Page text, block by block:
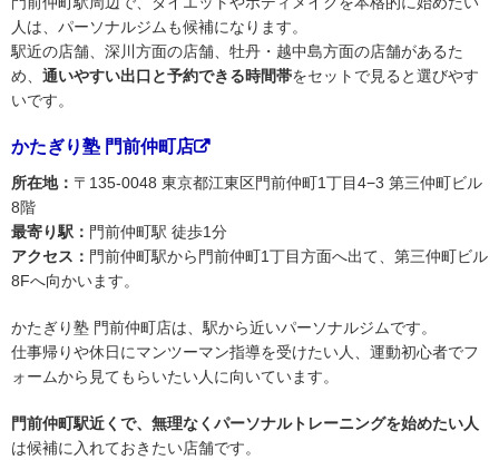
人は、パーソナルジムも候補になります。
駅近の店舗、深川方面の店舗、牡丹・越中島方面の店舗があるた
め、 通いやすい出口と予約できる時間帯をセットで見ると選びやす
いです。
かたぎり塾 門前仲町店
所在地： 〒135-0048 東京都江東区門前仲町1丁目4−3 第三仲町ビル
8階
最寄り駅： 門前仲町駅 徒歩1分
アクセス： 門前仲町駅から門前仲町1丁目方面へ出て、第三仲町ビル
8Fへ向かいます。
かたぎり塾 門前仲町店は、駅から近いパーソナルジムです。
仕事帰りや休日にマンツーマン指導を受けたい人、運動初心者でフ
ォームから見てもらいたい人に向いています。
門前仲町駅近くで、無理なくパーソナルトレーニングを始めたい人
は候補に入れておきたい店舗です。